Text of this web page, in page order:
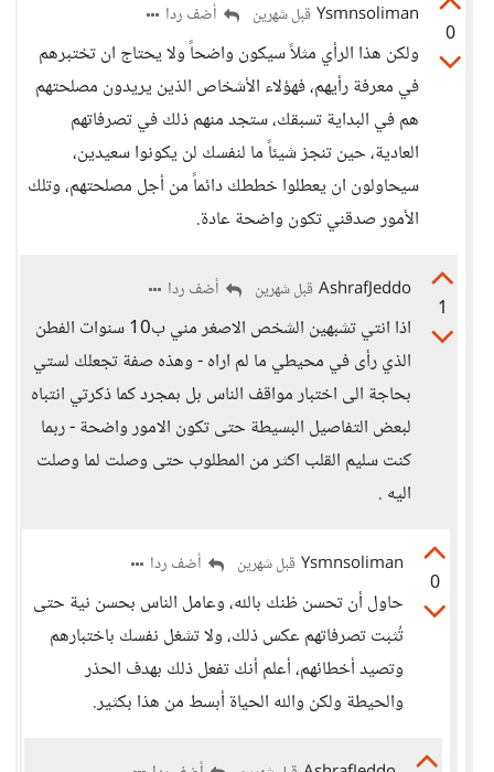
0
Ysmnsoliman قبل شهرين أضف ردا
ولكن هذا الرأي مثلاً سيكون واضحاً ولا يحتاج ان تختبرهم
في معرفة رأيهم، فهؤلاء الأشخاص الذين يريدون مصلحتهم
هم في البداية تسبقك، ستجد منهم ذلك في تصرفاتهم
العادية، حين تنجز شيئاً ما لنفسك لن يكونوا سعيدين،
سيحاولون ان يعطلوا خططك دائماً من أجل مصلحتهم، وتلك
الأمور صدقني تكون واضحة عادة.
1
AshrafJeddo قبل شهرين أضف ردا
اذا انتي تشبهين الشخص الاصغر مني ب10 سنوات الفطن
الذي رأى في محيطي ما لم اراه - وهذه صفة تجعلك لستي
بحاجة الى اختبار مواقف الناس بل بمجرد كما ذكرتي انتباه
لبعض التفاصيل البسيطة حتى تكون الامور واضحة - ربما
كنت سليم القلب اكثر من المطلوب حتى وصلت لما وصلت
اليه .
0
Ysmnsoliman قبل شهرين أضف ردا
حاول أن تحسن ظنك بالله، وعامل الناس بحسن نية حتى
تُثبت تصرفاتهم عكس ذلك، ولا تشغل نفسك باختبارهم
وتصيد أخطائهم، أعلم أنك تفعل ذلك بهدف الحذر
والحيطة ولكن والله الحياة أبسط من هذا بكثير.